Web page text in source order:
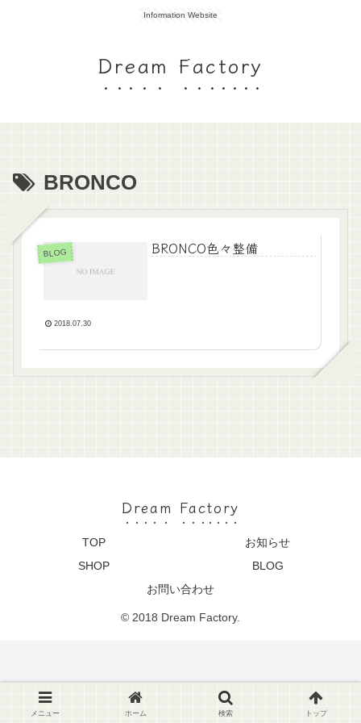
Information Website
Dream Factory
BRONCO
BLOG BRONCO色々整備
2018.07.30
Dream Factory
TOP
お知らせ
SHOP
BLOG
お問い合わせ
© 2018 Dream Factory.
メニュー ホーム 検索 トップ